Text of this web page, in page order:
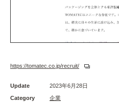
https://tomatec.co.jp/recruit/
Update
2023年6月28日
Category
企業